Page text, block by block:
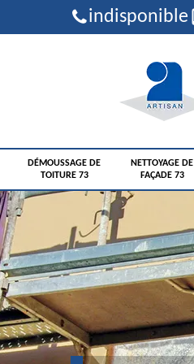
indisponible
DÉMOUSSAGE DE
TOITURE 73
NETTOYAGE DE
FAÇADE 73